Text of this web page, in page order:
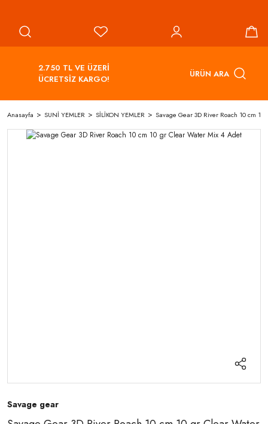
2.750 TL VE ÜZERİ
ÜCRETSİZ KARGO!
ÜRÜN ARA
Anasayfa SUNİ YEMLER SİLİKON YEMLER Savage Gear 3D River Roach 10 cm
Savage gear